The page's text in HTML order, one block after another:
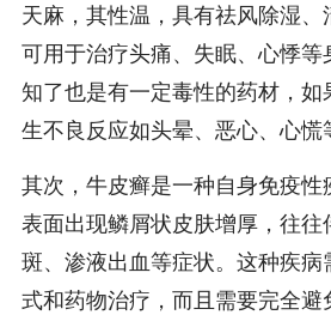
天麻，其性温，具有祛风除湿、
可用于治疗头痛、失眠、心悸等
知了也是有一定毒性的药材，如
生不良反应如头晕、恶心、心慌
其次，牛皮癣是一种自身免疫性
表面出现鳞屑状皮肤增厚，往往
斑、渗液出血等症状。这种疾病
式和药物治疗，而且需要完全避